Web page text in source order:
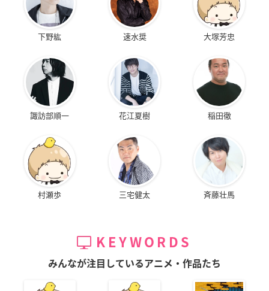
下野紘 速水奨 大塚芳忠
諏訪部順一 花江夏樹 稲田徹
村瀬歩 三宅健太 斉藤壮馬
KEYWORDS
みんなが注目しているアニメ・作品たち